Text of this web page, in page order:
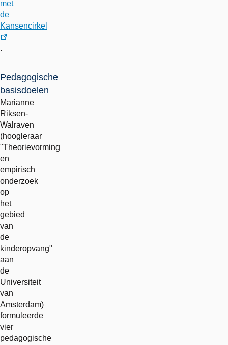
met
de
Kansencirkel
externe
.
Pedagogische
basisdoelen
Marianne
Riksen-
Walraven
(hoogleraar
"Theorievorming
en
empirisch
onderzoek
op
het
gebied
van
de
kinderopvang"
aan
de
Universiteit
van
Amsterdam)
formuleerde
vier
pedagogische